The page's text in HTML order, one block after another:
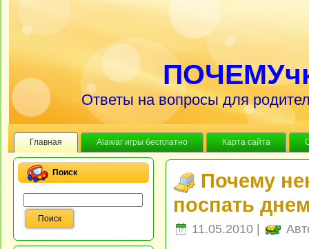
Ответы на вопросы для
Главная Alawar игры бесплатно Карта сайта
Поиск
Почему
поспать
11.05.2010 |